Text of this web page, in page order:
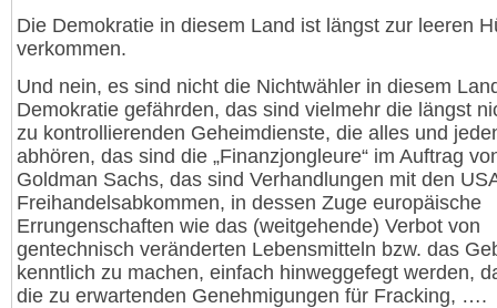
Die Demokratie in diesem Land ist längst zur leeren
verkommen.
Und nein, es sind nicht die Nichtwähler in diesem
Demokratie gefährden, das sind vielmehr die längst
zu kontrollierenden Geheimdienste, die alles und
abhören, das sind die „Finanzjongleure“ im Auftrag
Goldman Sachs, das sind Verhandlungen mit den
Freihandelsabkommen, in dessen Zuge europäische
Errungenschaften wie das (weitgehende) Verbot von
gentechnisch veränderten Lebensmitteln bzw. das
kenntlich zu machen, einfach hinweggefegt werden,
die zu erwartenden Genehmigungen für Fracking, ….